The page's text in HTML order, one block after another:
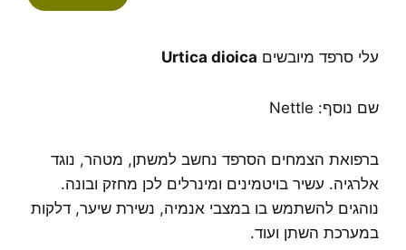
עלי סרפד מיובשים Urtica dioica
שם נוסף: Nettle
ברפואת הצמחים הסרפד נחשב למשתן, מטהר, נוגד
אלרגיה. עשיר בויטמינים ומינרלים לכן מחזק ובונה.
נוהגים להשתמש בו במצבי אנמיה, נשירת שיער, דלקות
במערכת השתן ועוד.